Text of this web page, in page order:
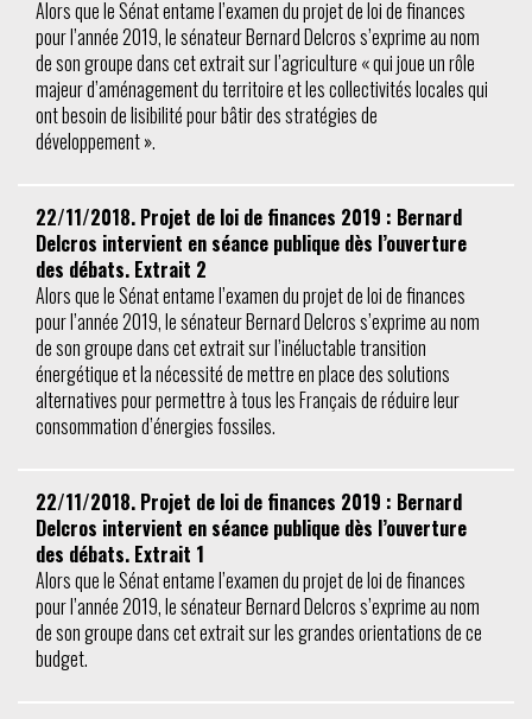
Alors que le Sénat entame l’examen du projet de loi de finances
pour l’année 2019, le sénateur Bernard Delcros s’exprime au nom
de son groupe dans cet extrait sur l’agriculture « qui joue un rôle
majeur d’aménagement du territoire et les collectivités locales qui
ont besoin de lisibilité pour bâtir des stratégies de
développement ».
22/11/2018. Projet de loi de finances 2019 : Bernard
Delcros intervient en séance publique dès l’ouverture
des débats. Extrait 2
Alors que le Sénat entame l’examen du projet de loi de finances
pour l’année 2019, le sénateur Bernard Delcros s’exprime au nom
de son groupe dans cet extrait sur l’inéluctable transition
énergétique et la nécessité de mettre en place des solutions
alternatives pour permettre à tous les Français de réduire leur
consommation d’énergies fossiles.
22/11/2018. Projet de loi de finances 2019 : Bernard
Delcros intervient en séance publique dès l’ouverture
des débats. Extrait 1
Alors que le Sénat entame l’examen du projet de loi de finances
pour l’année 2019, le sénateur Bernard Delcros s’exprime au nom
de son groupe dans cet extrait sur les grandes orientations de ce
budget.